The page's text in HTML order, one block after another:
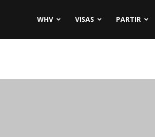
WHV VISAS PARTIR